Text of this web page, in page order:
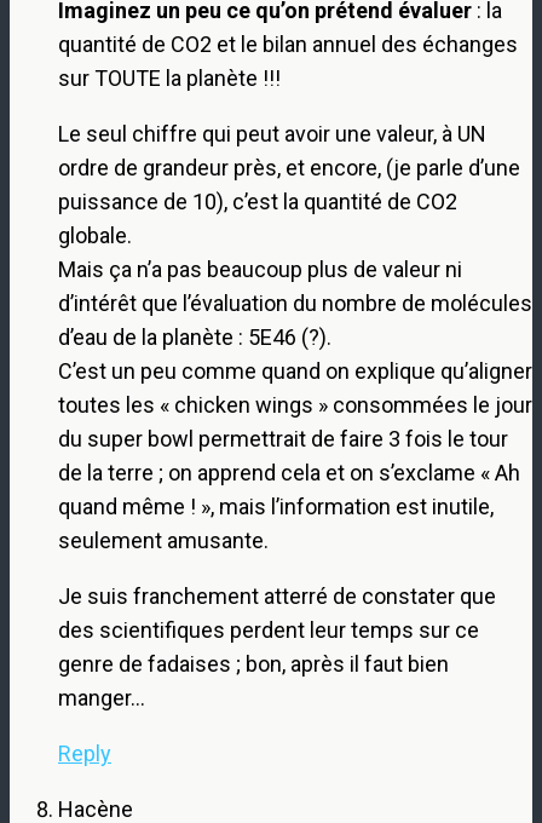
Imaginez un peu ce qu’on prétend évaluer : la
quantité de CO2 et le bilan annuel des échanges
sur TOUTE la planète !!!
Le seul chiffre qui peut avoir une valeur, à UN
ordre de grandeur près, et encore, (je parle d’une
puissance de 10), c’est la quantité de CO2
globale.
Mais ça n’a pas beaucoup plus de valeur ni
d’intérêt que l’évaluation du nombre de molécules
d’eau de la planète : 5E46 (?).
C’est un peu comme quand on explique qu’aligner
toutes les « chicken wings » consommées le jour
du super bowl permettrait de faire 3 fois le tour
de la terre ; on apprend cela et on s’exclame « Ah
quand même ! », mais l’information est inutile,
seulement amusante.
Je suis franchement atterré de constater que
des scientifiques perdent leur temps sur ce
genre de fadaises ; bon, après il faut bien
manger…
Reply
Hacène